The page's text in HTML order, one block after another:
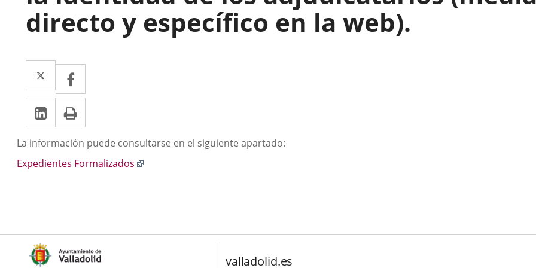
directo y específico en la web).
Twitter
Enlace
a
una
aplicación
externa.
a
una
aplicación
externa.
LinkedIn
Enlace
a
una
aplicación
Descripción
La información puede consultarse en el siguiente apartado:
Expedientes Formalizados
valladolid.es